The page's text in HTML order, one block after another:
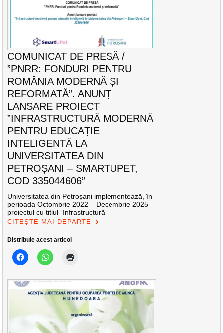
COMUNICAT DE PRESĂ /
”PNRR: FONDURI PENTRU
ROMÂNIA MODERNĂ ȘI
REFORMATĂ”. ANUNȚ
LANSARE PROIECT
”INFRASTRUCTURĂ MODERNĂ
PENTRU EDUCAȚIE
INTELIGENTĂ LA
UNIVERSITATEA DIN
PETROȘANI – SMARTUPET,
COD 335044606”
Universitatea din Petroșani implementează, în
perioada Octombrie 2022 – Decembrie 2025
proiectul cu titlul ”Infrastructură
CITEȘTE MAI DEPARTE
Distribuie acest articol